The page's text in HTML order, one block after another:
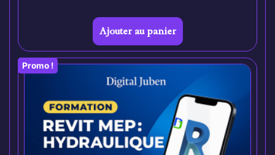
Ajouter au panier
Promo !